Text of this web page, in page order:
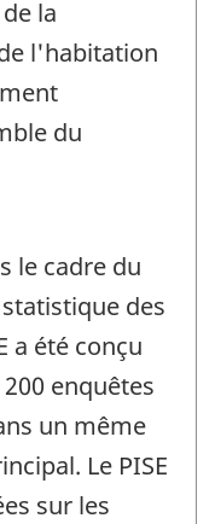
la
l'habitation
du
le cadre du
des
a été conçu
enquêtes
un même
Le PISE
sur les